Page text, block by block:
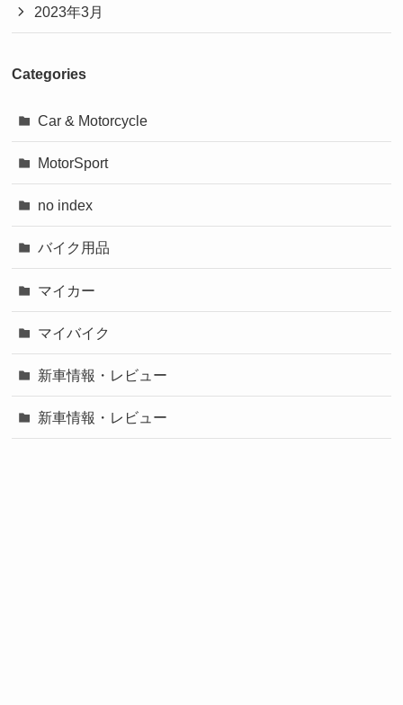
2023年3月
Categories
Car & Motorcycle
MotorSport
no index
バイク用品
マイカー
マイバイク
新車情報・レビュー
新車情報・レビュー